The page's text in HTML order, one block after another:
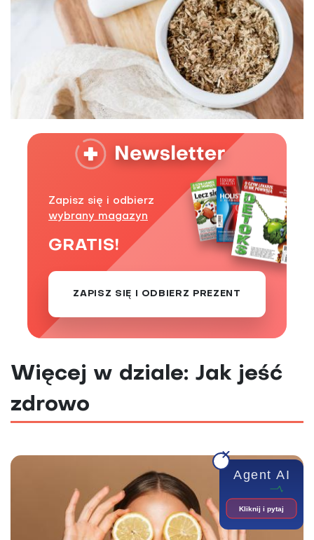
Zapisz się i odbierz
wybrany magazyn
GRATIS!
ZAPISZ SIĘ I ODBIERZ PREZENT
Więcej w dziale: Jak jeść
zdrowo
Agent AI
Kliknij i pytaj